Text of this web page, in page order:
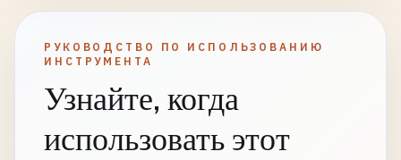
РУКОВОДСТВО ПО ИСПОЛЬЗОВАНИЮ
ИНСТРУМЕНТА
Узнайте, когда
использовать этот